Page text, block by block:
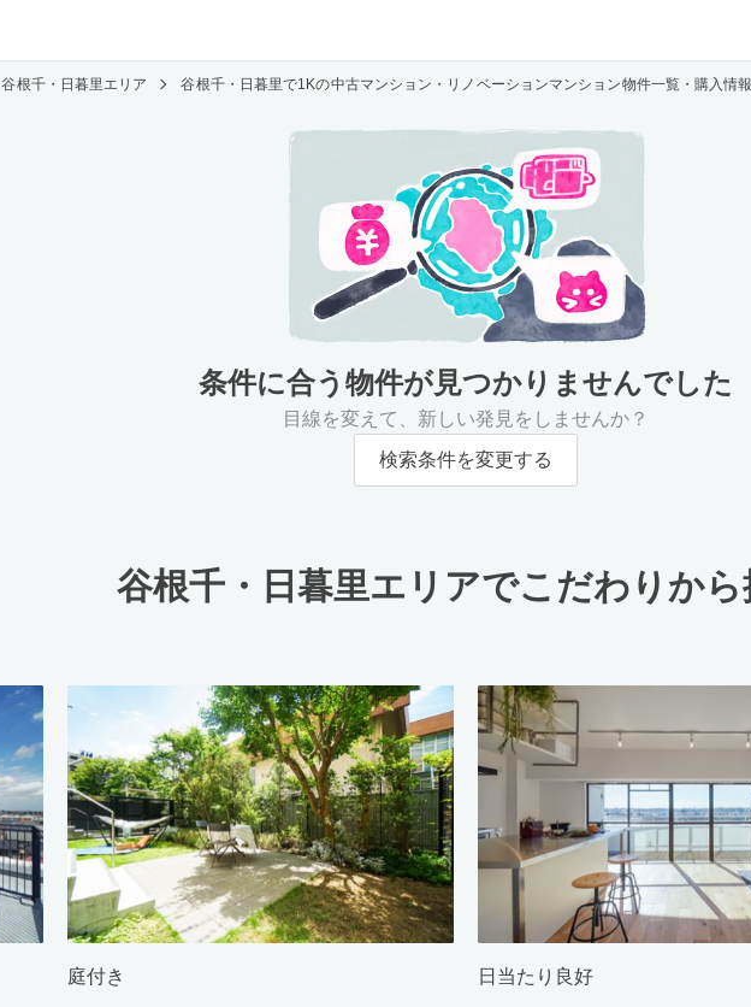
谷根千・日暮里エリア 谷根千・日暮里で1Kの中古マンション・リノベーションマンション物件一覧・購入情報
条件に合う物件が見つかりませんでした
目線を変えて、新しい発見をしませんか？
検索条件を変更する
谷根千・日暮里エリアでこだわりから
庭付き 日当たり良好